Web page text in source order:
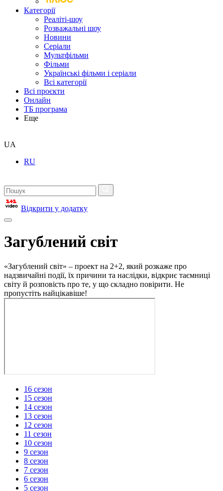
Категорії
Реаліті-шоу
Розважальні шоу
Новини
Серіали
Мультфільми
Фільми
Українські фільми і серіали
Всі категорії
Всі проєкти
Онлайн
ТБ програма
Еще
UA
RU
Відкрити у додатку
Загублений світ
«Загублений світ» – проект на 2+2, який розкаже про
надзвичайні події, їх причини та наслідки, відкриє таємниці
світу й розповість про те, у що складно повірити. Не
пропустіть найцікавіше!
16 сезон
15 сезон
14 сезон
13 сезон
12 сезон
11 сезон
10 сезон
9 сезон
8 сезон
7 сезон
6 сезон
5 сезон